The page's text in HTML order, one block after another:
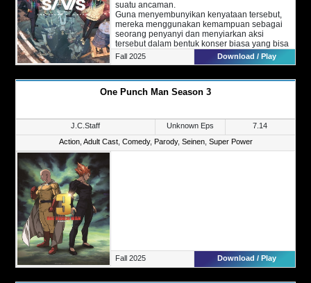
suatu ancaman.
Guna menyembunyikan kenyataan tersebut,
mereka menggunakan kemampuan sebagai
seorang penyanyi dan menyiarkan aksi
tersebut dalam bentuk konser biasa yang bisa
dinikmati oleh semua orang.
Fall 2025 Download / Play
One Punch Man Season 3
J.C.Staff Unknown Eps
7.14
Action, Adult Cast, Comedy, Parody, Seinen, Super Power
Fall 2025 Download / Play